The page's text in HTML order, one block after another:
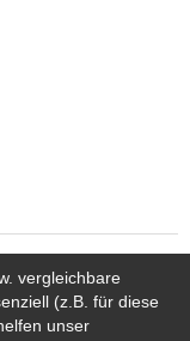
vergleichbare
(z.B. für diese
unser